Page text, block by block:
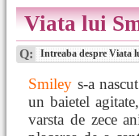
Viata lui
Q: Intreaba despre Viata
Smiley s-a
un baietel
varsta de zece